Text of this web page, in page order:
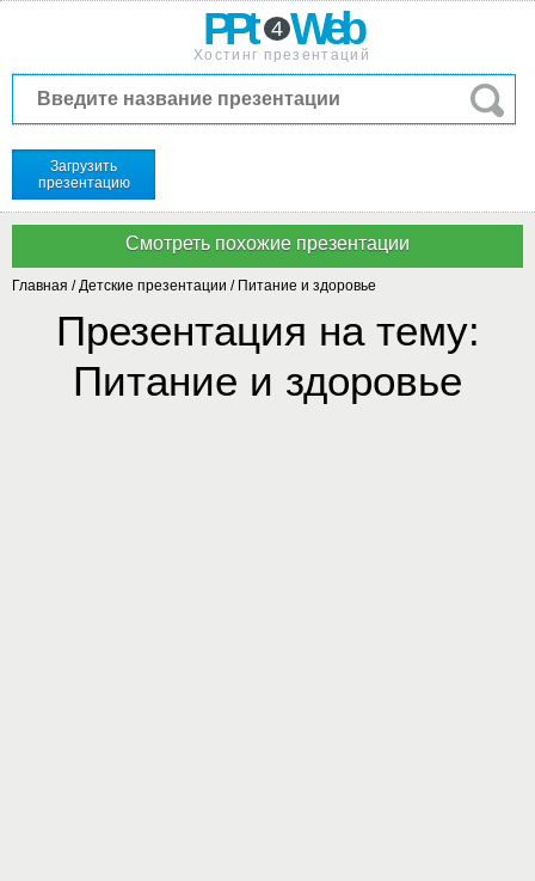
PPt 4 Web
Хостинг презентаций
Загрузить
презентацию
Главная /Детские презентации / Питание и здоровье
Презентация на тему:
Питание и здоровье